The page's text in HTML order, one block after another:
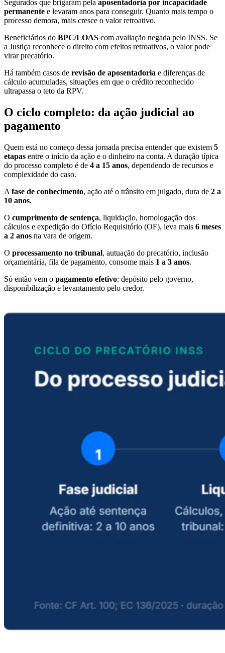
Segurados que brigaram pela aposentadoria por incapacidade
permanente e levaram anos para conseguir. Quanto mais tempo o
processo demora, mais cresce o valor retroativo.
Beneficiários do BPC/LOAS com avaliação negada pelo INSS. Se
a Justiça reconhece o direito com efeitos retroativos, o valor pode
virar precatório.
Há também casos de revisão de aposentadoria e diferenças de
cálculo acumuladas, situações em que o crédito reconhecido
ultrapassa o teto da RPV.
O ciclo completo: da ação judicial ao
pagamento
Quem está no começo dessa jornada precisa entender que existem 5
etapas entre o início da ação e o dinheiro na conta. A duração típica
do processo completo é de 4 a 15 anos, dependendo de recursos e
complexidade do caso.
A fase de conhecimento, ação até o trânsito em julgado, dura de 2 a
10 anos.
O cumprimento de sentença, liquidação, homologação dos
cálculos e expedição do Ofício Requisitório (OF), leva mais 6 meses
a 2 anos na vara de origem.
O processamento no tribunal, autuação do precatório, inclusão
orçamentária, fila de pagamento, consome mais 1 a 3 anos.
Só então vem o pagamento efetivo: depósito pelo governo,
disponibilização e levantamento pelo credor.